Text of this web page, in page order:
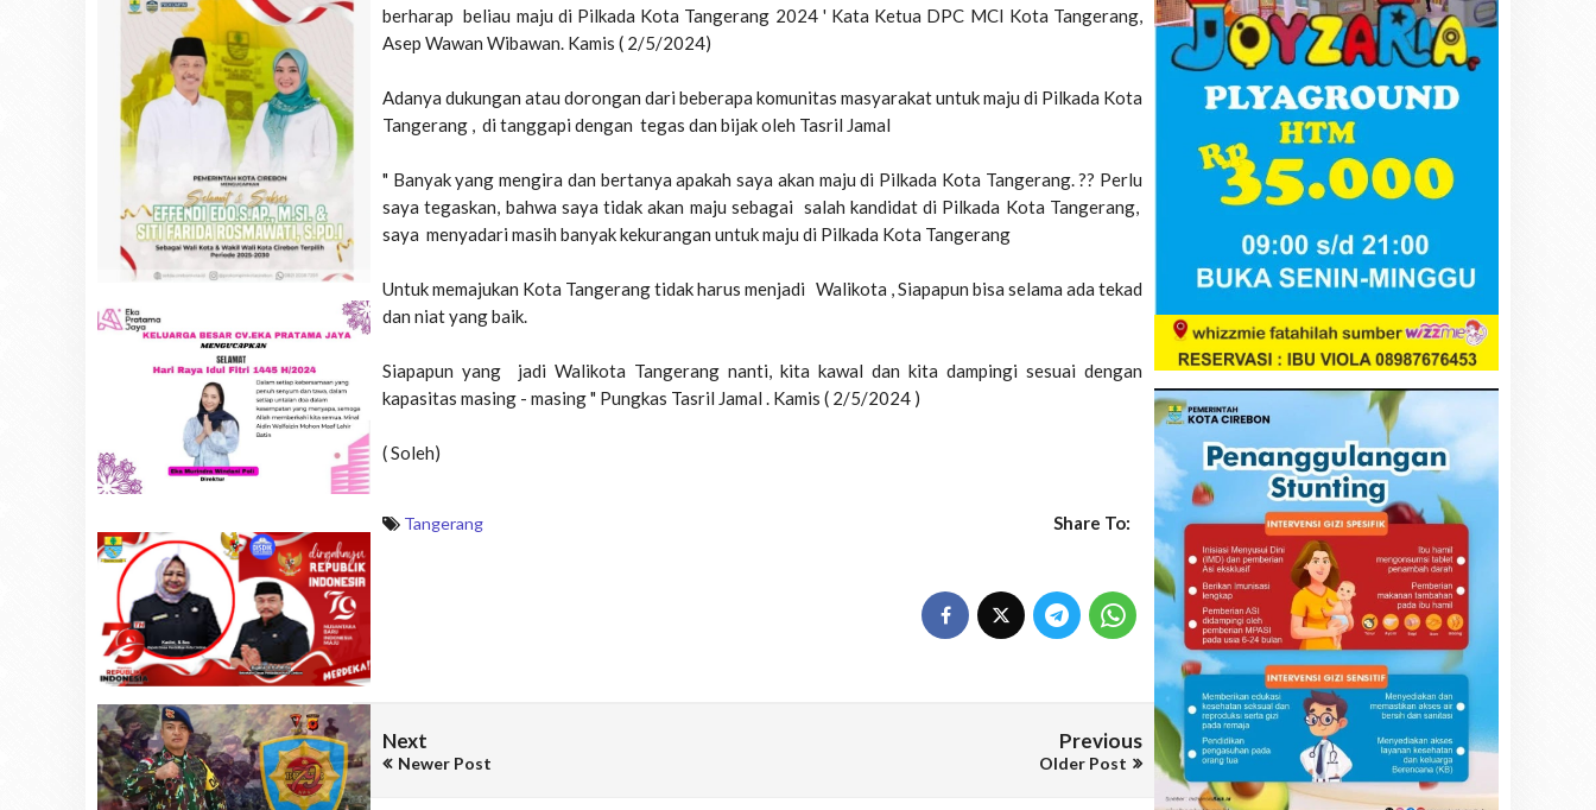
berharap beliau maju di Pilkada Kota Tangerang 2024 ' Kata Ketua DPC MCI Kota Tangerang,
Asep Wawan Wibawan. Kamis ( 2/5/2024)
Adanya dukungan atau dorongan dari beberapa komunitas masyarakat untuk maju di Pilkada Kota
Tangerang , di tanggapi dengan tegas dan bijak oleh Tasril Jamal
" Banyak yang mengira dan bertanya apakah saya akan maju di Pilkada Kota Tangerang. ?? Perlu
saya tegaskan, bahwa saya tidak akan maju sebagai salah kandidat di Pilkada Kota Tangerang,
saya menyadari masih banyak kekurangan untuk maju di Pilkada Kota Tangerang
Untuk memajukan Kota Tangerang tidak harus menjadi Walikota , Siapapun bisa selama ada tekad
dan niat yang baik.
Siapapun yang jadi Walikota Tangerang nanti, kita kawal dan kita dampingi sesuai dengan
kapasitas masing - masing " Pungkas Tasril Jamal . Kamis ( 2/5/2024 )
( Soleh)
Tangerang Share To:
Next
Newer Post
Previous
Older Post